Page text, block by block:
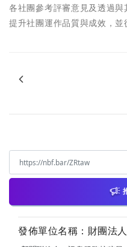
各社團參考評審意見及透過
提升社團運作品質與成效，並
發佈單位名稱：財團法